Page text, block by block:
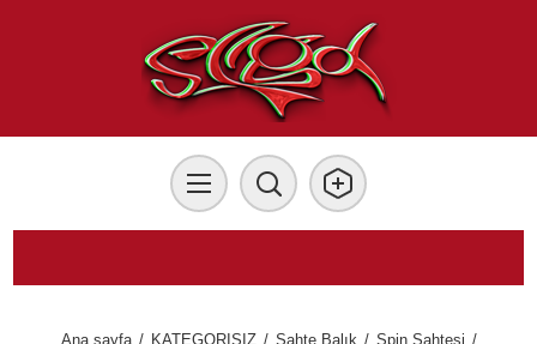
Ana sayfa / KATEGORISIZ / Sahte Balık / Spin Sahtesi /